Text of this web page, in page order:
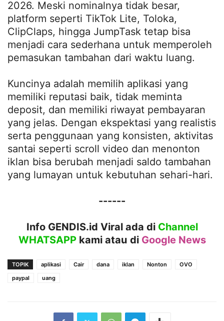
2026. Meski nominalnya tidak besar,
platform seperti TikTok Lite, Toloka,
ClipClaps, hingga JumpTask tetap bisa
menjadi cara sederhana untuk memperoleh
pemasukan tambahan dari waktu luang.
Kuncinya adalah memilih aplikasi yang
memiliki reputasi baik, tidak meminta
deposit, dan memiliki riwayat pembayaran
yang jelas. Dengan ekspektasi yang realistis
serta penggunaan yang konsisten, aktivitas
santai seperti scroll video dan menonton
iklan bisa berubah menjadi saldo tambahan
yang lumayan untuk kebutuhan sehari-hari.
------
Info GENDIS.id Viral ada di Channel
WHATSAPPkami atau di Google News
TOPIK aplikasi Cair dana iklan Nonton
OVO
paypal
uang